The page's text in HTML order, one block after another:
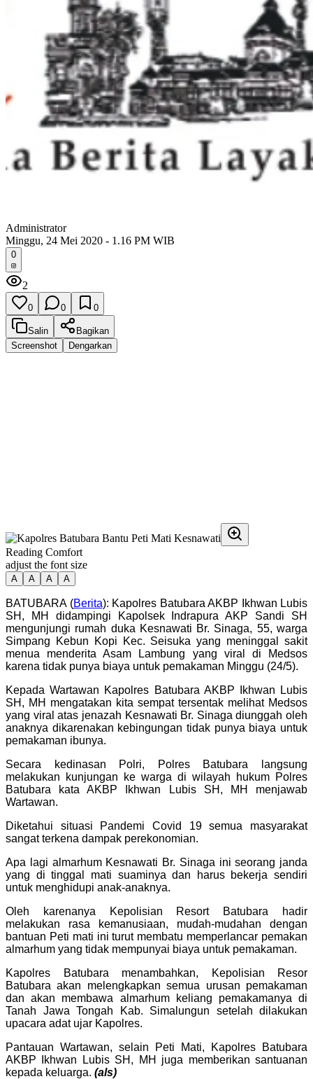
Administrator
Minggu, 24 Mei 2020 - 1.16 PM WIB
0
2
0 0 0
Salin
Bagikan
Screenshot
Dengarkan
Reading Comfort
adjust the font size
A A A A
BATUBARA (Berita): Kapolres Batubara AKBP Ikhwan Lubis
SH, MH didampingi Kapolsek Indrapura AKP Sandi SH
mengunjungi rumah duka Kesnawati Br. Sinaga, 55, warga
Simpang Kebun Kopi Kec. Seisuka yang meninggal sakit
menua menderita Asam Lambung yang viral di Medsos
karena tidak punya biaya untuk pemakaman Minggu (24/5).
Kepada Wartawan Kapolres Batubara AKBP Ikhwan Lubis
SH, MH mengatakan kita sempat tersentak melihat Medsos
yang viral atas jenazah Kesnawati Br. Sinaga diunggah oleh
anaknya dikarenakan kebingungan tidak punya biaya untuk
pemakaman ibunya.
Secara kedinasan Polri, Polres Batubara langsung
melakukan kunjungan ke warga di wilayah hukum Polres
Batubara kata AKBP Ikhwan Lubis SH, MH menjawab
Wartawan.
Diketahui situasi Pandemi Covid 19 semua masyarakat
sangat terkena dampak perekonomian.
Apa lagi almarhum Kesnawati Br. Sinaga ini seorang janda
yang di tinggal mati suaminya dan harus bekerja sendiri
untuk menghidupi anak-anaknya.
Oleh karenanya Kepolisian Resort Batubara hadir
melakukan rasa kemanusiaan, mudah-mudahan dengan
bantuan Peti mati ini turut membatu memperlancar pemakan
almarhum yang tidak mempunyai biaya untuk pemakaman.
Kapolres Batubara menambahkan, Kepolisian Resor
Batubara akan melengkapkan semua urusan pemakaman
dan akan membawa almarhum keliang pemakamanya di
Tanah Jawa Tongah Kab. Simalungun setelah dilakukan
upacara adat ujar Kapolres.
Pantauan Wartawan, selain Peti Mati, Kapolres Batubara
AKBP Ikhwan Lubis SH, MH juga memberikan santuanan
kepada keluarga. (als)